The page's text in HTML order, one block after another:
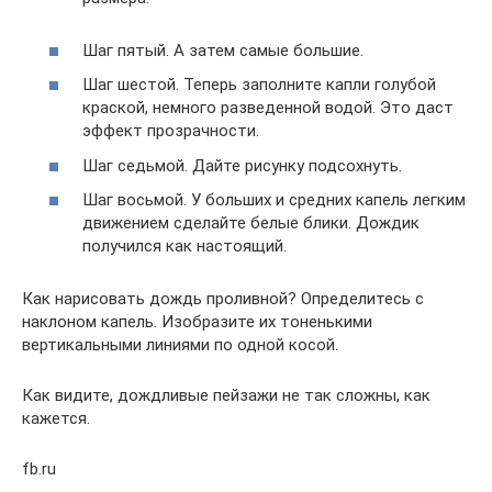
Шаг пятый. А затем самые большие.
Шаг шестой. Теперь заполните капли голубой
краской, немного разведенной водой. Это даст
эффект прозрачности.
Шаг седьмой. Дайте рисунку подсохнуть.
Шаг восьмой. У больших и средних капель легким
движением сделайте белые блики. Дождик
получился как настоящий.
Как нарисовать дождь проливной? Определитесь с
наклоном капель. Изобразите их тоненькими
вертикальными линиями по одной косой.
Как видите, дождливые пейзажи не так сложны, как
кажется.
fb.ru